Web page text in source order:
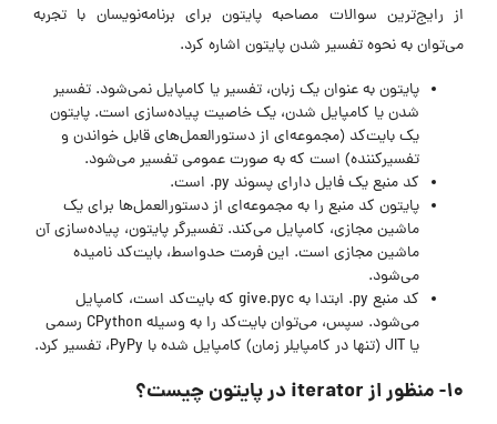
از رایج‌ترین سوالات مصاحبه پایتون برای برنامه‌نویسان با تجربه
می‌توان به نحوه تفسیر شدن پایتون اشاره کرد.
پایتون به عنوان یک زبان، تفسیر یا کامپایل نمی‌شود. تفسیر
شدن یا کامپایل شدن، یک خاصیت پیاده‌سازی است. پایتون
یک بایت‌کد (مجموعه‌ای از دستورالعمل‌های قابل خواندن و
تفسیرکننده) است که به صورت عمومی تفسیر می‌شود.
کد منبع یک فایل دارای پسوند py. است.
پایتون کد منبع را به مجموعه‌ای از دستورالعمل‌ها برای یک
ماشین مجازی، کامپایل می‌کند. تفسیرگر پایتون، پیاده‌سازی آن
ماشین مجازی است. این فرمت حدواسط، بایت‌کد نامیده
می‌شود.
کد منبع py. ابتدا به give.pyc که بایت‌کد است، کامپایل
می‌شود. سپس، می‌توان بایت‌کد را به وسیله CPython رسمی
یا JIT (تنها در کامپایلر زمان) کامپایل شده با PyPy، تفسیر کرد.
۱۰- منظور از iterator در پایتون چیست؟